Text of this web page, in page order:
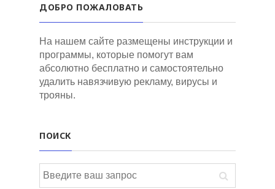
ДОБРО ПОЖАЛОВАТЬ
На нашем сайте размещены инструкции и
программы, которые помогут вам
абсолютно бесплатно и самостоятельно
удалить навязчивую рекламу, вирусы и
трояны.
ПОИСК